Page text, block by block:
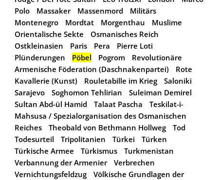
Polo
Massaker Massenmord
Militärs
Montenegro
Mordtat Morgenthau
Muslime
Orientalische Sekte
Osmanisches Reich
Ostkleinasien
Paris Pera
Pierre Loti
Plünderungen
Pöbel Pogrom
Revolutionäre
Armenische Föderation (Daschnakenpartei)
Rote
Kavallerie (Kunst)
Rouletabille im Krieg
Saloniki
Sarajevo
Soghomon Tehlirian
Suleiman Demirel
Sultan Abd-ül Hamid
Talaat Pascha
Teskilat-i-
Mahsusa / Spezialorganisation des Osmanischen
Reiches
Theobald von Bethmann Hollweg
Tod
Todesurteil
Tripolitanien Türkei
Türken
Türkische Armee
Türkismus
Turkmenistan
Verbannung der Armenier
Verbrechen
Vernichtungsfeldzug
Völkische Grundlagen der